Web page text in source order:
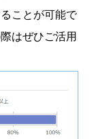
ことが可能で
はぜひご活用